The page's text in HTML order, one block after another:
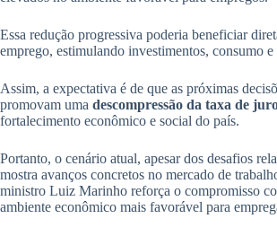
Essa redução progressiva poderia beneficiar
emprego, estimulando investimentos, consumo
Assim, a expectativa é de que as próximas
promovam uma descompressão da taxa de
fortalecimento econômico e social do país.
Portanto, o cenário atual, apesar dos desafios
mostra avanços concretos no mercado de
ministro Luiz Marinho reforça o compromisso
ambiente econômico mais favorável para